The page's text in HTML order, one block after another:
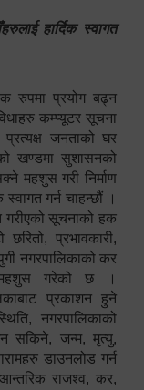
हार्दिक स्वागत
रुपमा प्रयोग बढ्न
कम्प्यूटर सूचना
प्रत्यक्ष जनताको घर
खण्डमा सुशासनको
महशुस गरी निर्माण
स्वागत गर्न चाहन्छौं ।
गरीएको सूचनाको हक
प्रभावकारी,
नगरपालिकाको कर
महशुस गरेको छ ।
प्रकाशन हुने
नगरपालिकाको
सकिने, जन्म, मृत्यु,
डाउनलोड गर्न
राजश्व, कर,